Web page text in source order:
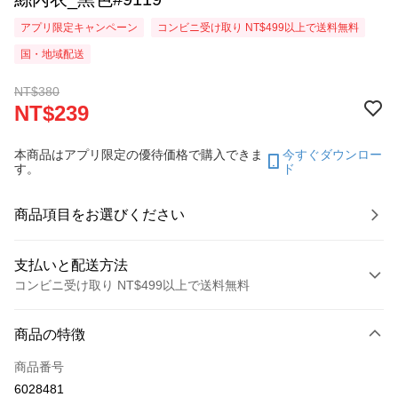
アプリ限定キャンペーン コンビニ受け取り NT$499以上で送料無料
国・地域配送
NT$380
NT$239
本商品はアプリ限定の優待価格で購入できま
す。
今すぐダウンロー
ド
商品項目をお選びください
支払いと配送方法
コンビニ受け取り NT$499以上で送料無料
クレジットカード1回払い
コンビニ店頭代金引換
商品の特徴
商品番号
6028481